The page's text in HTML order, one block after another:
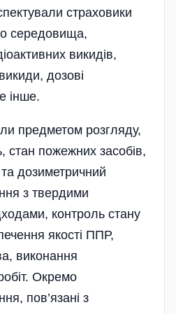
страховики
середовища,
викидів,
дозові
інше.
предметом розгляду,
стан пожежних засобів,
та дозиметричний
з твердими
контроль стану
якості ППР,
виконання
Окремо
пов’язані з